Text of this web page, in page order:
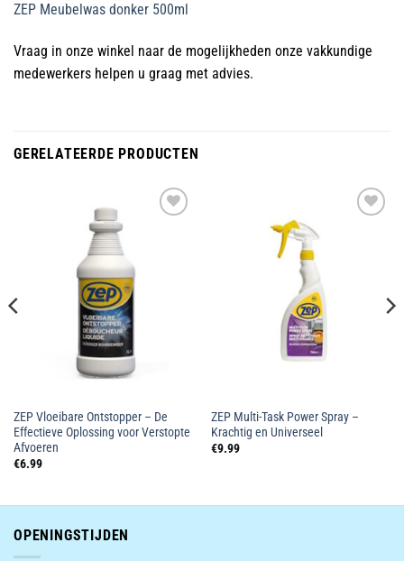
ZEP Meubelwas donker 500ml
Vraag in onze winkel naar de mogelijkheden onze vakkundige
medewerkers helpen u graag met advies.
GERELATEERDE PRODUCTEN
ZEP Vloeibare Ontstopper – De
Effectieve Oplossing voor Verstopte
Afvoeren
€6.99
ZEP Multi-Task Power Spray –
Krachtig en Universeel
€9.99
OPENINGSTIJDEN